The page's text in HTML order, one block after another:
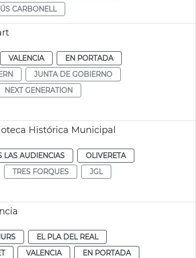
CARBONELL
VALENCIA
EN PORTADA
JUNTA DE GOBIERNO
NEXT GENERATION
Histórica Municipal
LAS AUDIENCIAS
OLIVERETA
TRES FORQUES
JGL
EL PLA DEL REAL
VALENCIA
EN PORTADA